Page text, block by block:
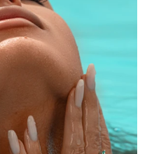
серьги-
с фианитами
цветов белый и
920 ₽